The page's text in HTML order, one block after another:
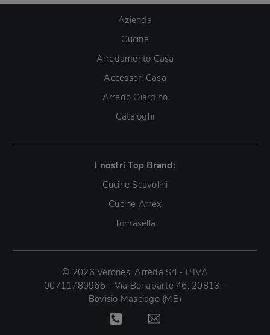
Azienda
Cucine
Arredamento Casa
Accessori Casa
Arredo Giardino
Cataloghi
I nostri Top Brand:
Cucine Scavolini
Cucine Arrex
Tomasella
© 2026 Veronesi Arreda Srl - P.IVA
00711780965 - Via Bonaparte 46, 20813 -
Bovisio Masciago (MB)